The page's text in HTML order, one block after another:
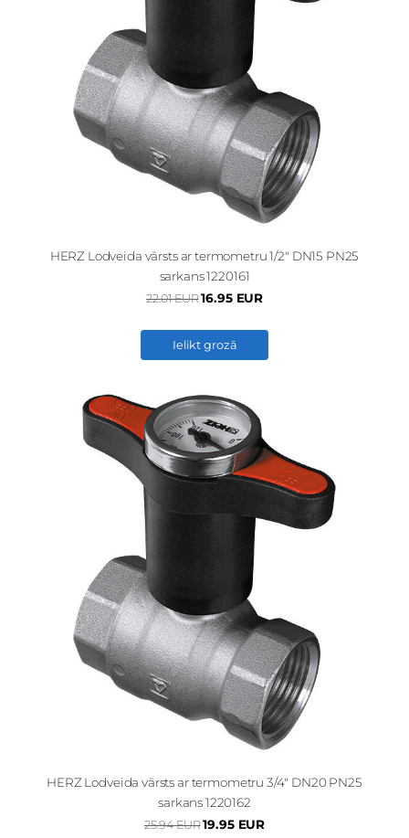
HERZ Lodveida vārsts ar termometru 1/2" DN15 PN25
sarkans 1220161
22.01 EUR16.95 EUR
Ielikt grozā
HERZ Lodveida vārsts ar termometru 3/4" DN20 PN25
sarkans 1220162
25.94 EUR19.95 EUR